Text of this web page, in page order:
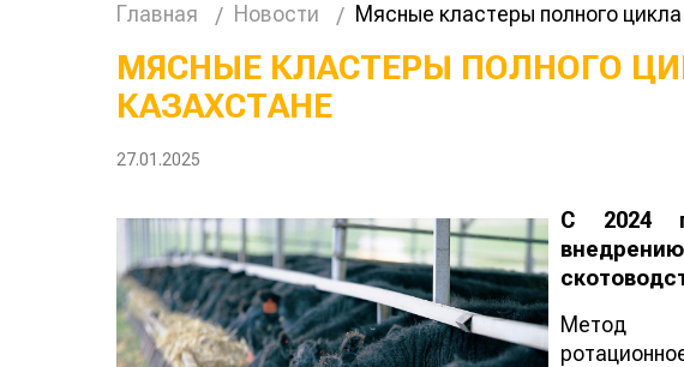
Главная Новости Мясные кластеры полного
МЯСНЫЕ КЛАСТЕРЫ ПОЛНОГО
КАЗАХСТАНЕ
27.01.2025
С 2024
Метод
Казахстанские
экспорте чечевицы